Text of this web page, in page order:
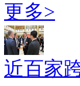
更多>
近百家